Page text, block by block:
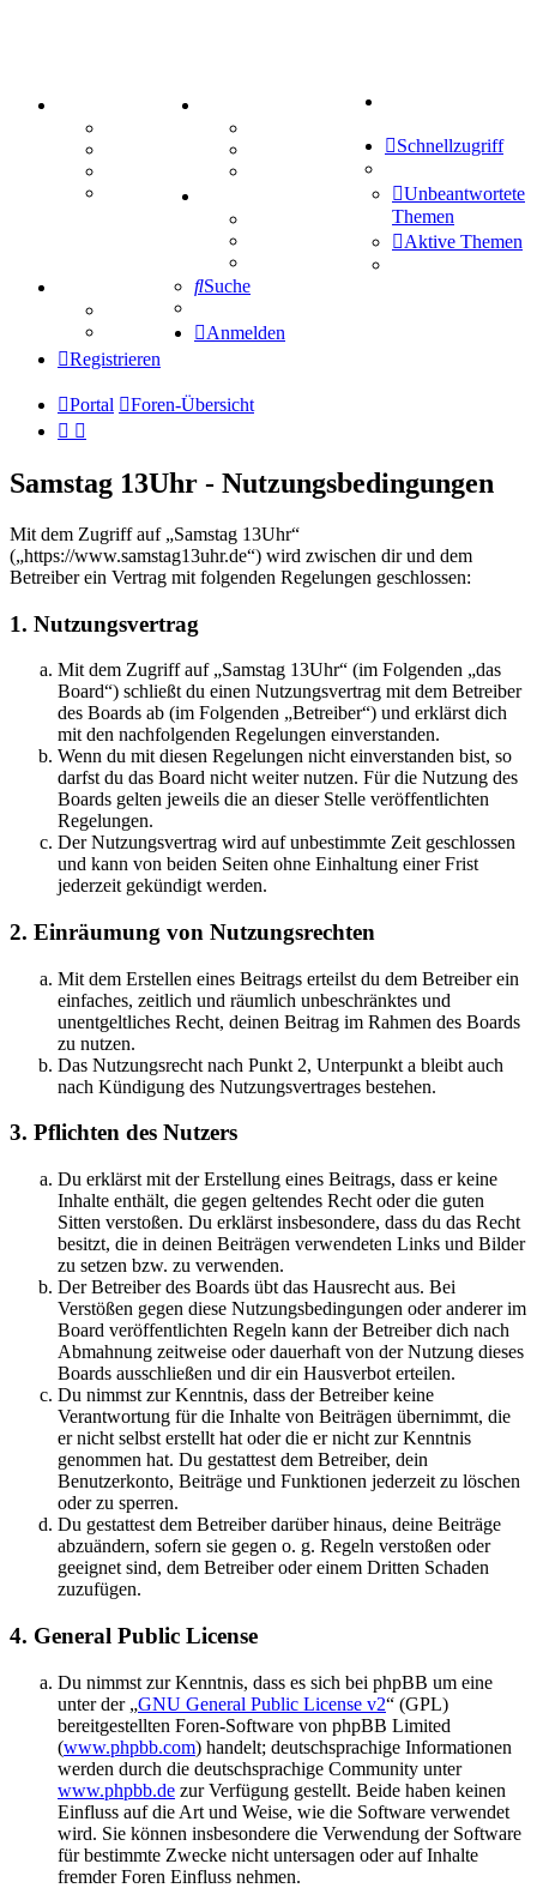
Mastodon
Treffenübersicht
Zitatesammlung
Schiffe versenken
Tipprunde
Comunio
Schnellzugriff
Unbeantwortete
Themen
Aktive Themen
Suche
Anmelden
Registrieren
Portal Foren-Übersicht
Samstag 13Uhr - Nutzungsbedingungen
Mit dem Zugriff auf „Samstag 13Uhr“
(„https://www.samstag13uhr.de“) wird zwischen dir und dem
Betreiber ein Vertrag mit folgenden Regelungen geschlossen:
1. Nutzungsvertrag
Mit dem Zugriff auf „Samstag 13Uhr“ (im Folgenden „das
Board“) schließt du einen Nutzungsvertrag mit dem Betreiber
des Boards ab (im Folgenden „Betreiber“) und erklärst dich
mit den nachfolgenden Regelungen einverstanden.
Wenn du mit diesen Regelungen nicht einverstanden bist, so
darfst du das Board nicht weiter nutzen. Für die Nutzung des
Boards gelten jeweils die an dieser Stelle veröffentlichten
Regelungen.
Der Nutzungsvertrag wird auf unbestimmte Zeit geschlossen
und kann von beiden Seiten ohne Einhaltung einer Frist
jederzeit gekündigt werden.
2. Einräumung von Nutzungsrechten
Mit dem Erstellen eines Beitrags erteilst du dem Betreiber ein
einfaches, zeitlich und räumlich unbeschränktes und
unentgeltliches Recht, deinen Beitrag im Rahmen des Boards
zu nutzen.
Das Nutzungsrecht nach Punkt 2, Unterpunkt a bleibt auch
nach Kündigung des Nutzungsvertrages bestehen.
3. Pflichten des Nutzers
Du erklärst mit der Erstellung eines Beitrags, dass er keine
Inhalte enthält, die gegen geltendes Recht oder die guten
Sitten verstoßen. Du erklärst insbesondere, dass du das Recht
besitzt, die in deinen Beiträgen verwendeten Links und Bilder
zu setzen bzw. zu verwenden.
Der Betreiber des Boards übt das Hausrecht aus. Bei
Verstößen gegen diese Nutzungsbedingungen oder anderer im
Board veröffentlichten Regeln kann der Betreiber dich nach
Abmahnung zeitweise oder dauerhaft von der Nutzung dieses
Boards ausschließen und dir ein Hausverbot erteilen.
Du nimmst zur Kenntnis, dass der Betreiber keine
Verantwortung für die Inhalte von Beiträgen übernimmt, die
er nicht selbst erstellt hat oder die er nicht zur Kenntnis
genommen hat. Du gestattest dem Betreiber, dein
Benutzerkonto, Beiträge und Funktionen jederzeit zu löschen
oder zu sperren.
Du gestattest dem Betreiber darüber hinaus, deine Beiträge
abzuändern, sofern sie gegen o. g. Regeln verstoßen oder
geeignet sind, dem Betreiber oder einem Dritten Schaden
zuzufügen.
4. General Public License
Du nimmst zur Kenntnis, dass es sich bei phpBB um eine
unter der „GNU General Public License v2“ (GPL)
bereitgestellten Foren-Software von phpBB Limited
(www.phpbb.com) handelt; deutschsprachige Informationen
werden durch die deutschsprachige Community unter
www.phpbb.de zur Verfügung gestellt. Beide haben keinen
Einfluss auf die Art und Weise, wie die Software verwendet
wird. Sie können insbesondere die Verwendung der Software
für bestimmte Zwecke nicht untersagen oder auf Inhalte
fremder Foren Einfluss nehmen.